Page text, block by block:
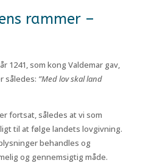
rammer –
1241, som kong Valdemar gav,
således: ”Med lov skal land
fortsat, således at vi som
til at følge landets lovgivning.
behandles og
og gennemsigtig måde.